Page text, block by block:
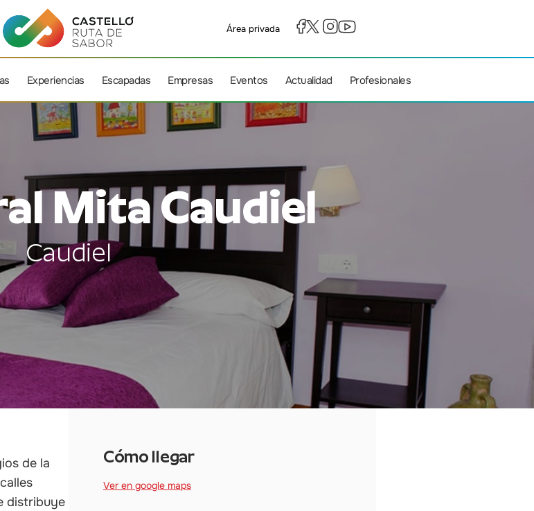
Área privada
Experiencias Escapadas Empresas Eventos Actualidad Profesionales
Mita Caudiel
Caudiel
de la
distribuye
Cómo llegar
Ver en google maps